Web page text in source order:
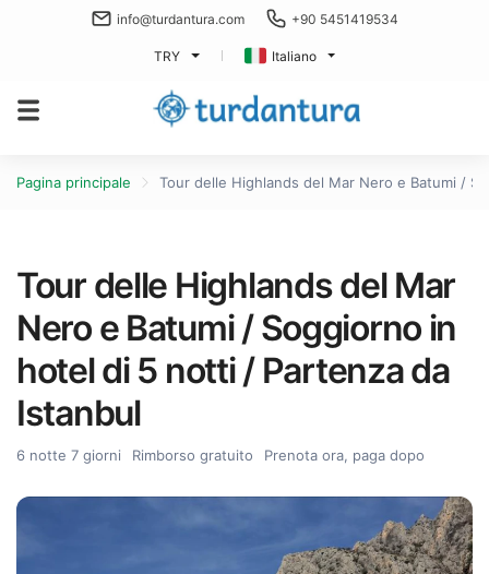
info@turdantura.com +90 5451419534
TRY Italiano
Pagina principale Tour delle Highlands del Mar Nero e Batumi /
Tour delle Highlands del Mar
Nero e Batumi / Soggiorno in
hotel di 5 notti / Partenza da
Istanbul
6 notte 7 giorni Rimborso gratuito Prenota ora, paga dopo